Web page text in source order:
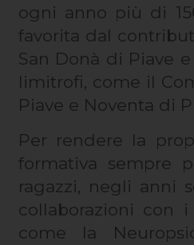
ogni anno più di
favorita dal
San Donà di Piave
limitrofi, come il
Piave e Noventa di
Per rendere la
formativa sempre
ragazzi, negli anni
collaborazioni con
come la